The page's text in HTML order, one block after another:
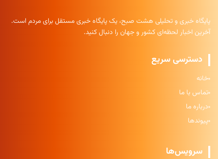
پایگاه خبری و تحلیلی هشت صبح، یک پایگاه خبری مستقل برای مردم است.
آخرین اخبار لحظه‌ای کشور و جهان را دنبال کنید.
دسترسی سریع
خانه
تماس با ما
درباره ما
پیوندها
سرویس‌ها